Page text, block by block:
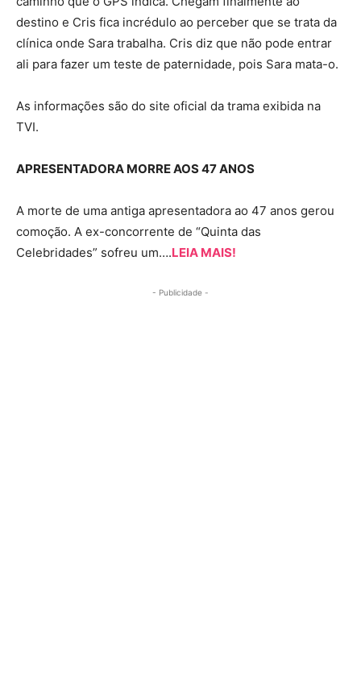
destino e Cris fica incrédulo ao perceber que se trata da
clínica onde Sara trabalha. Cris diz que não pode entrar
ali para fazer um teste de paternidade, pois Sara mata-o.
As informações são do site oficial da trama exibida na
TVI.
APRESENTADORA MORRE AOS 47 ANOS
A morte de uma antiga apresentadora ao 47 anos gerou
comoção. A ex-concorrente de “Quinta das
Celebridades” sofreu um….LEIA MAIS!
- Publicidade -